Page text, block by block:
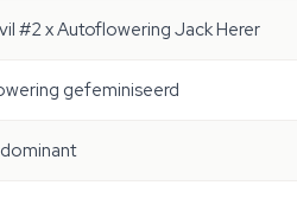
#2 x Autoflowering Jack Herer
gefeminiseerd